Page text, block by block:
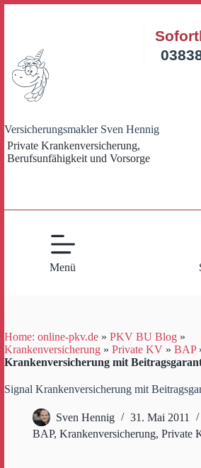
Versicherungsmakler Sven Hennig
Private Krankenversicherung,
Berufsunfähigkeit und Vorsorge
Menü
Home: online-pkv.de » PKV BU Blog »
Krankenversicherung » Private KV » BAP
Krankenversicherung mit
Signal Krankenversicherung mit
Sven Hennig
31. Mai 2011
BAP, Krankenversicherung, Private